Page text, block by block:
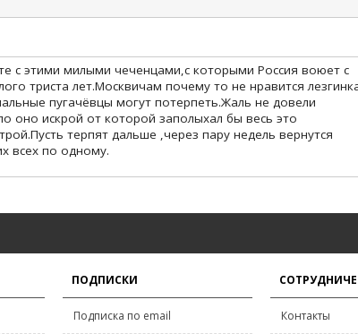
с этими милыми чеченцами,с которыми Россия воюет с
триста лет.Москвичам почему то не нравится
пугачёвцы могут потерпеть.Жаль не довели
оно искрой от которой заполыхал бы весь это
терпят дальше ,через пару недель вернутся
всех по одному.
ПОДПИСКИ
Подписка по email Контакты